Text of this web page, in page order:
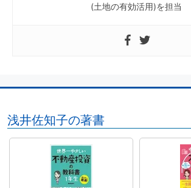
(土地の有効活用)を担当
浅井佐知子の著書